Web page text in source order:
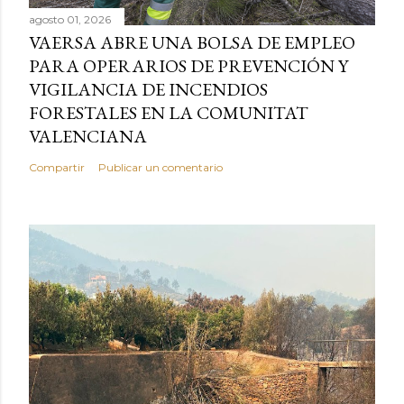
agosto 01, 2026
VAERSA ABRE UNA BOLSA DE EMPLEO
PARA OPERARIOS DE PREVENCIÓN Y
VIGILANCIA DE INCENDIOS
FORESTALES EN LA COMUNITAT
VALENCIANA
Compartir Publicar un comentario